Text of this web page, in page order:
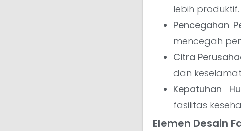
lebih produktif.
Pencegahan
mencegah
Citra
dan
Kepatuhan
fasilitas
Elemen Desain